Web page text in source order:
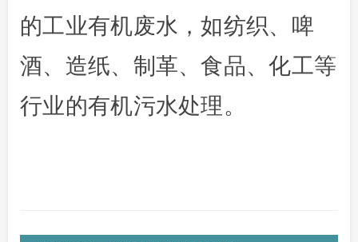
的工业有机废水，如纺织、啤
酒、造纸、制革、食品、化工等
行业的有机污水处理。